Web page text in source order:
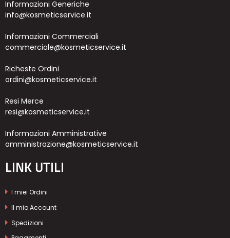
Informazioni Generiche
info@kosmeticservice.it
Informazioni Commerciali
commerciale@kosmeticservice.it
Richeste Ordini
ordini@kosmeticservice.it
Resi Merce
resi@kosmeticservice.it
Informazioni Amministrative
amministrazione@kosmeticservice.it
LINK UTILI
I miei Ordini
Il mio Account
Spedizioni